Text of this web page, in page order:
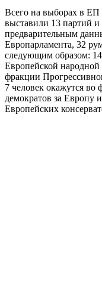
Всего на выборах в
выставили 13 партий
предварительным
Европарламента, 32
следующим образом:
Европейской народной
фракции
7 человек окажутся во
демократов за Европу
Европейских